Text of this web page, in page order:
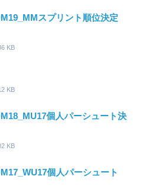
スプリント順位決定
KB
KB
個人パーシュート決
KB
個人パーシュート